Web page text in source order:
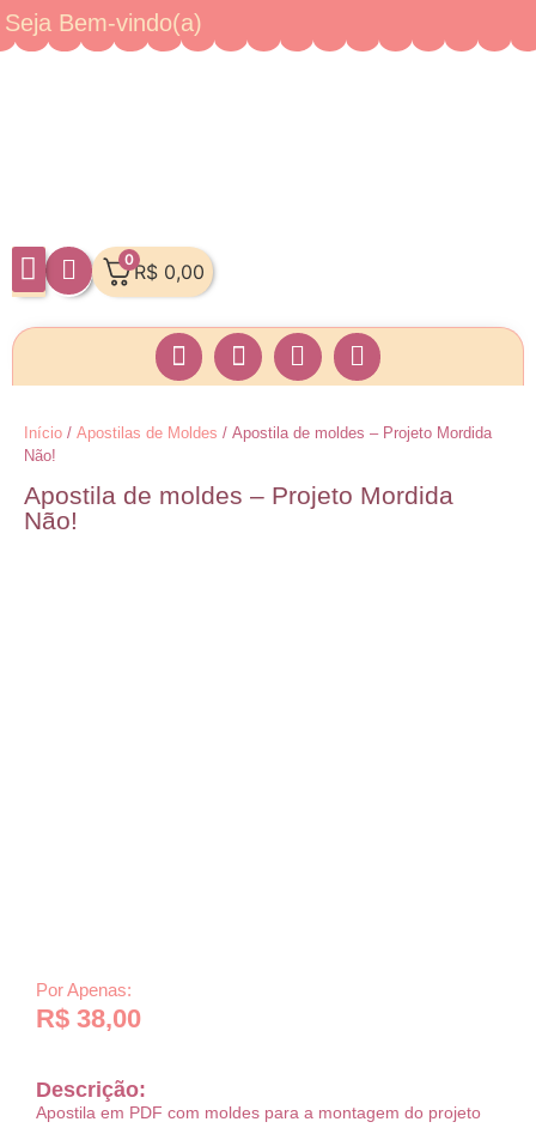
Seja Bem-vindo(a)
0
R$ 0,00
Início / Apostilas de Moldes / Apostila de moldes – Projeto Mordida
Não!
Apostila de moldes – Projeto Mordida
Não!
Por Apenas:
R$ 38,00
Descrição:
Apostila em PDF com moldes para a montagem do projeto